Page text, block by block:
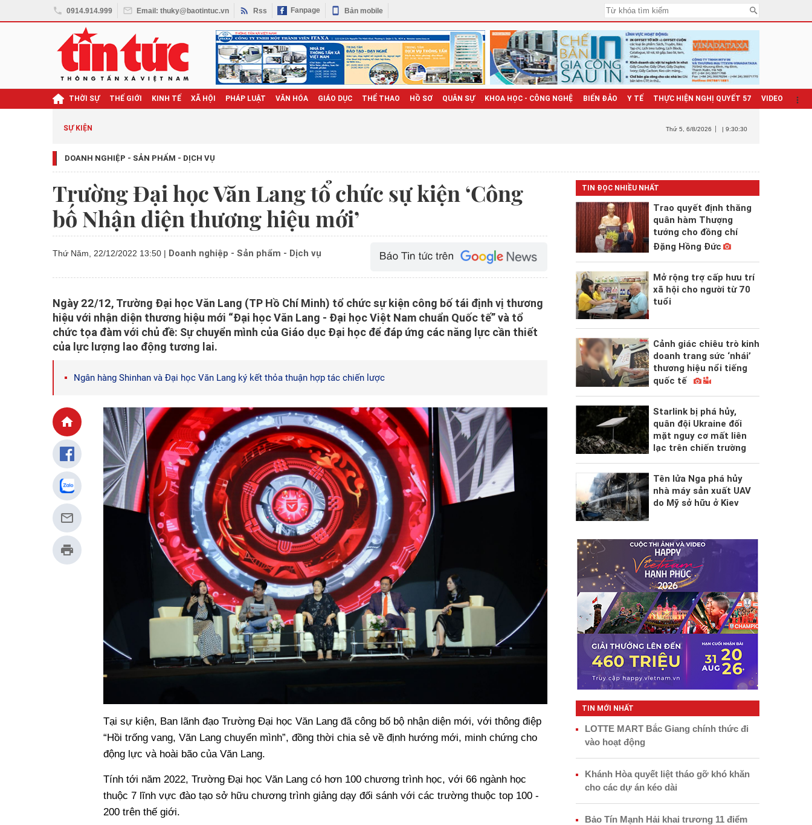
0914.914.999 Email: thuky@baotintuc.vn Rss Fanpage Bản mobile
THỜI SỰ THẾ GIỚI KINH TẾ XÃ HỘI PHÁP LUẬT VĂN HÓA GIÁO DỤC THỂ THAO HỒ SƠ QUÂN SỰ KHOA HỌC - CÔNG NGHỆ BIỂN ĐẢO Y TẾ THỰC HIỆN NGHỊ QUYẾT 57 VIDEO
SỰ KIỆN
quyết Đại hội XIV Thứ 5 , 6/8/2026 | 9:30:31
DOANH NGHIỆP - SẢN PHẨM - DỊCH VỤ
Trường Đại học Văn Lang tổ chức sự kiện ‘Công
bố Nhận diện thương hiệu mới’
Thứ Năm, 22/12/2022 13:50 | Doanh nghiệp - Sản phẩm - Dịch vụ
Ngày 22/12, Trường Đại học Văn Lang (TP Hồ Chí Minh) tổ chức sự kiện công bố tái định vị thương
hiệu với nhận diện thương hiệu mới “Đại học Văn Lang - Đại học Việt Nam chuẩn Quốc tế” và tổ
chức tọa đàm với chủ đề: Sự chuyển mình của Giáo dục Đại học để đáp ứng các năng lực cần thiết
của lực lượng lao động tương lai.
Ngân hàng Shinhan và Đại học Văn Lang ký kết thỏa thuận hợp tác chiến lược
Tại sự kiện, Ban lãnh đạo Trường Đại học Văn Lang đã công bố bộ nhận diện mới, với thông điệp
“Hồi trống vang, Văn Lang chuyển mình”, đồng thời chia sẻ về định hướng mới, minh chứng cho
động lực và hoài bão của Văn Lang.
Tính tới năm 2022, Trường Đại học Văn Lang có hơn 100 chương trình học, với 66 ngành học
thuộc 7 lĩnh vực đào tạo sở hữu chương trình giảng dạy đối sánh với các trường thuộc top 100 -
200 trên thế giới.
TIN ĐỌC NHIỀU NHẤT
Trao quyết định thăng
quân hàm Thượng
tướng cho đồng chí
Đặng Hồng Đức
Mở rộng trợ cấp hưu trí
xã hội cho người từ 70
tuổi
Cảnh giác chiêu trò kinh
doanh trang sức ‘nhái’
thương hiệu nổi tiếng
quốc tế
Starlink bị phá hủy,
quân đội Ukraine đối
mặt nguy cơ mất liên
lạc trên chiến trường
Tên lửa Nga phá hủy
nhà máy sản xuất UAV
do Mỹ sở hữu ở Kiev
TIN MỚI NHẤT
LOTTE MART Bắc Giang chính thức đi
vào hoạt động
Khánh Hòa quyết liệt tháo gỡ khó khăn
cho các dự án kéo dài
Bảo Tín Mạnh Hải khai trương 11 điểm